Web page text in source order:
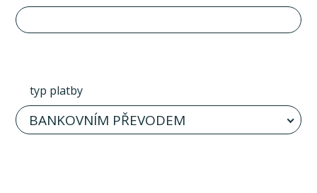
typ platby
BANKOVNÍM PŘEVODEM